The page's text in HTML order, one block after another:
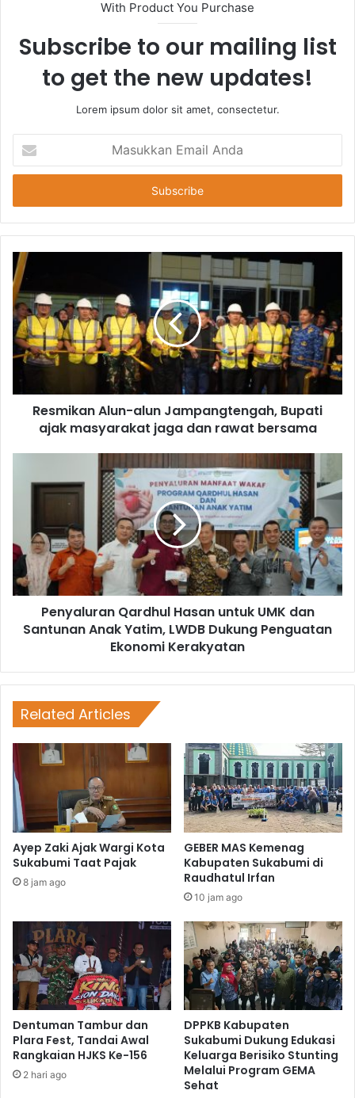
With Product You Purchase
Subscribe to our mailing list
to get the new updates!
Lorem ipsum dolor sit amet, consectetur.
Email
Anda
Resmikan Alun-alun Jampangtengah, Bupati
ajak masyarakat jaga dan rawat bersama
Penyaluran Qardhul Hasan untuk UMK dan
Santunan Anak Yatim, LWDB Dukung Penguatan
Ekonomi Kerakyatan
Related Articles
Ayep Zaki Ajak Wargi Kota
Sukabumi Taat Pajak
8 jam ago
GEBER MAS Kemenag
Kabupaten Sukabumi di
Raudhatul Irfan
10 jam ago
Dentuman Tambur dan
Plara Fest, Tandai Awal
Rangkaian HJKS Ke-156
2 hari ago
DPPKB Kabupaten
Sukabumi Dukung Edukasi
Keluarga Berisiko Stunting
Melalui Program GEMA
Sehat